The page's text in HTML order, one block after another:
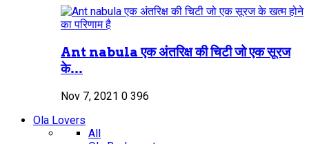
Ant nabula एक अंतरिक्ष की चिटी जो एक सूरज
के...
Nov 7, 2021 0 396
Ola Lovers
All